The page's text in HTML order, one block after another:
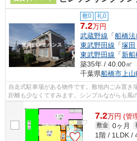
敷0 礼0
7.2万円
武蔵野線 「船橋法
東武野田線 「塚田
東武野田線 「新船
築35年 / 40.00㎡
千葉県船橋市 上
自走式駐車場がある物件です。敷地内ごみ置き
距離も少なくてすみます。シンプルながらも風
7.2万円 (管
敷金 0ヶ月
1階 / 1LDK /